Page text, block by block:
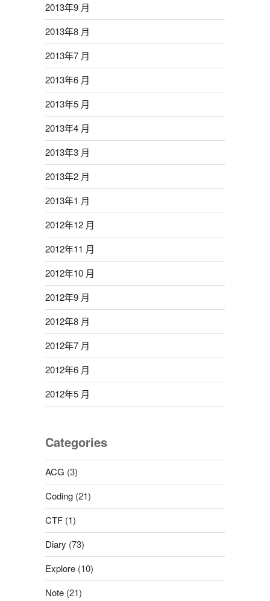
2013年9 月
2013年8 月
2013年7 月
2013年6 月
2013年5 月
2013年4 月
2013年3 月
2013年2 月
2013年1 月
2012年12 月
2012年11 月
2012年10 月
2012年9 月
2012年8 月
2012年7 月
2012年6 月
2012年5 月
Categories
ACG (3)
Coding(21)
CTF(1)
Diary (73)
Explore(10)
Note(21)